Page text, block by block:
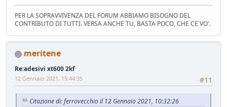
PER LA SOPRAVVIVENZA DEL FORUM ABBIAMO BISOGNO DEL
CONTRIBUTO DI TUTTI. VERSA ANCHE TU, BASTA POCO, CHE CE VO'.
meritene
Re:adesivi xt600 2kf
#11
12 Gennaio 2021, 15:44:35
Citazione di: ferrovecchio il 12 Gennaio 2021, 10:32:26